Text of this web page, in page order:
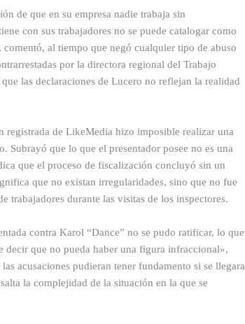
de que en su empresa nadie trabaja sin
con sus trabajadores no se puede catalogar como
al tiempo que negó cualquier tipo de abuso
por la directora regional del Trabajo
las declaraciones de Lucero no reflejan la realidad
de LikeMedia hizo imposible realizar una
Subrayó que lo que el presentador posee no es una
que el proceso de fiscalización concluyó sin un
que no existan irregularidades, sino que no fue
trabajadores durante las visitas de los inspectores.
contra Karol “Dance” no se pudo ratificar, lo que
decir que no pueda haber una figura infraccional»,
acusaciones pudieran tener fundamento si se llegara
la complejidad de la situación en la que se